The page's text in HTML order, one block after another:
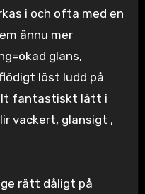
i och ofta med en
ännu mer
glans,
löst ludd på
fantastiskt lätt i
vackert, glansigt ,
rätt dåligt på